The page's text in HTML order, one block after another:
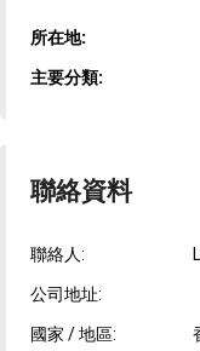
所在地:
主要分類:
聯絡資料
聯絡人:
公司地址:
國家 / 地區: